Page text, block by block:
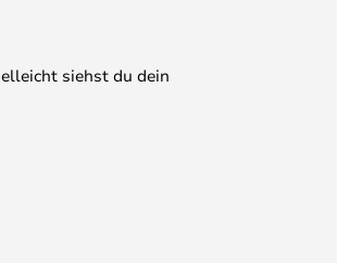
siehst du dein